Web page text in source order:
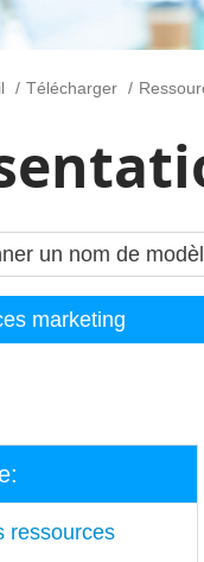
Télécharger
ressources